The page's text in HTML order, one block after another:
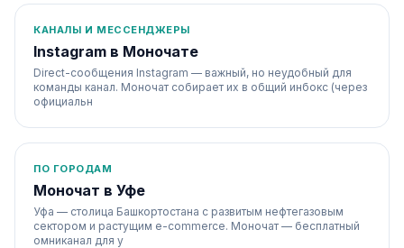
КАНАЛЫ И МЕССЕНДЖЕРЫ
Instagram в Моночате
Direct-сообщения Instagram — важный, но неудобный для
команды канал. Моночат собирает их в общий инбокс (через
официальн
ПО ГОРОДАМ
Моночат в Уфе
Уфа — столица Башкортостана с развитым нефтегазовым
сектором и растущим e-commerce. Моночат — бесплатный
омниканал для у